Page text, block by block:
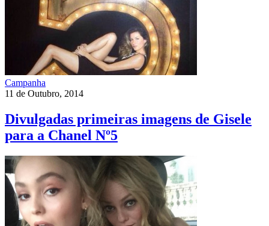
Campanha
11 de Outubro, 2014
Divulgadas primeiras imagens de Gisele
para a Chanel Nº5